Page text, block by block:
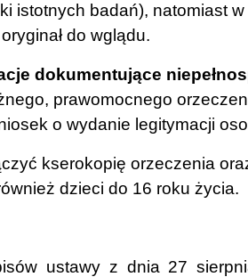
istotnych badań), natomiast
do wglądu.
dokumentujące
prawomocnego
o wydanie legitymacji
kserokopię orzeczenia
dzieci do 16 roku życia.
ustawy z dnia 27